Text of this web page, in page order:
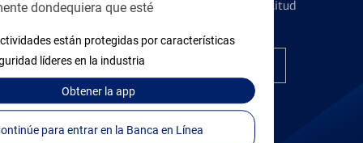
dondequiera que esté
están protegidas por características
líderes en la industria
Obtenerla app
Continúe para entrar en la Banca en Línea
financiera antes de presentar una solicitud
Encuentre la tarjeta correcta